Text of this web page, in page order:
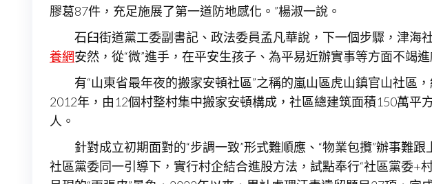
膠葛87件，充足施展了第一道防地感化。”楊淑一說。
石臼街道黨工委副書記、政法委員孟凡華說，下一個步驟，津海
養網安然，從“微”進手，在平安生孩子、為平易近辦實事等方面不竭
有“山東省最年夜的搬家安頓社區”之稱的嵐山區虎山鎮官山社
2012年，由12個村整村集中搬家安頓構成，社區總建筑面積150萬
人。
針對成立初期面對的“步調一致”形式難順應、“物業包攬”辦事難
社區黨委同一引導下，實行村企結合進股方法，試點奉行“社區黨委